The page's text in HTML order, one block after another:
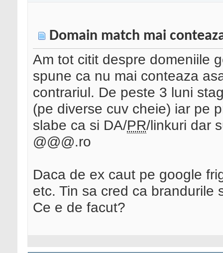
Domain match mai
Am tot citit despre domeniile
spune ca nu mai conteaza
contrariul. De peste 3 luni
(pe diverse cuv cheie) iar pe
slabe ca si DA/PR/linkuri dar
@@@.ro
Daca de ex caut pe google
etc. Tin sa cred ca brandurile
Ce e de facut?